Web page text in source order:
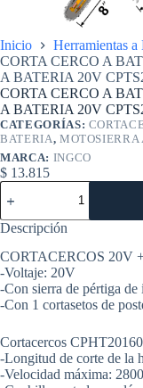
Inicio Herramientas a
CORTA CERCO A
A BATERIA 20V
CORTA CERCO A
A BATERIA 20V
CATEGORÍAS:
BATERIA, MOTOSIERRA
MARCA: INGCO
$ 13.815
CORTA
CERCO
A
BATERIA
+
MOTOSIERRA
DE
ALTURA
BATERIA
20V
CPTS201681
cantidad
Descripción
CORTACERCOS 20V
-Voltaje: 20V
-Con sierra de pértiga
-Con 1 cortasetos de
Cortacercos
-Longitud de corte de la
-Velocidad máxima: